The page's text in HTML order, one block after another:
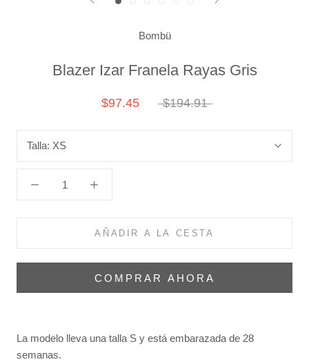
Bombü
Blazer Izar Franela Rayas Gris
$97.45 $194.91
Talla: XS
AÑADIR A LA CESTA
COMPRAR AHORA
La modelo lleva una talla S y está embarazada de 28
semanas.